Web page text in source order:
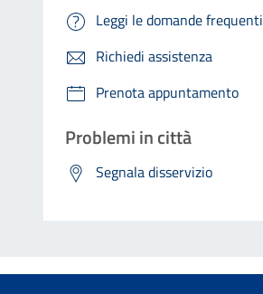
Leggi le domande frequenti
Richiedi assistenza
Prenota appuntamento
Problemi in città
Segnala disservizio